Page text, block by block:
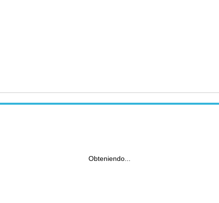
Obteniendo...